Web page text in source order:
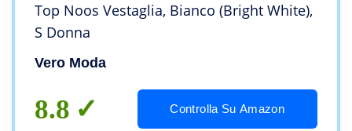
Top Noos Vestaglia, Bianco (Bright White),
S Donna
Vero Moda
8.8 Controlla Su Amazon